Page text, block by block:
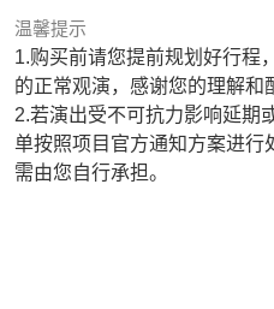
温馨提示
1.购买前请您提前规划好行程
的正常观演，感谢您的理解和
2.若演出受不可抗力影响延期
单按照项目官方通知方案进行
需由您自行承担。